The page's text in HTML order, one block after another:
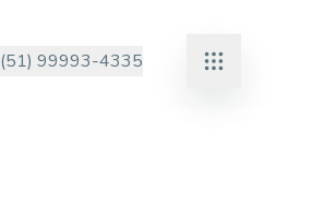
(51) 99993-4335